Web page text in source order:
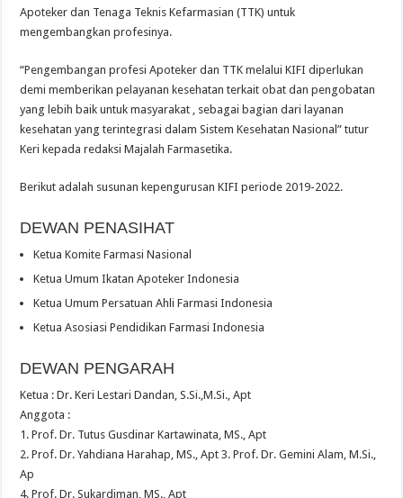
Apoteker dan Tenaga Teknis Kefarmasian (TTK) untuk
mengembangkan profesinya.
“Pengembangan profesi Apoteker dan TTK melalui KIFI diperlukan
demi memberikan pelayanan kesehatan terkait obat dan pengobatan
yang lebih baik untuk masyarakat , sebagai bagian dari layanan
kesehatan yang terintegrasi dalam Sistem Kesehatan Nasional” tutur
Keri kepada redaksi Majalah Farmasetika.
Berikut adalah susunan kepengurusan KIFI periode 2019-2022.
DEWAN PENASIHAT
Ketua Komite Farmasi Nasional
Ketua Umum Ikatan Apoteker Indonesia
Ketua Umum Persatuan Ahli Farmasi Indonesia
Ketua Asosiasi Pendidikan Farmasi Indonesia
DEWAN PENGARAH
Ketua : Dr. Keri Lestari Dandan, S.Si.,M.Si., Apt
Anggota :
1. Prof. Dr. Tutus Gusdinar Kartawinata, MS., Apt
2. Prof. Dr. Yahdiana Harahap, MS., Apt 3. Prof. Dr. Gemini Alam, M.Si.,
Ap
4. Prof. Dr. Sukardiman, MS., Apt